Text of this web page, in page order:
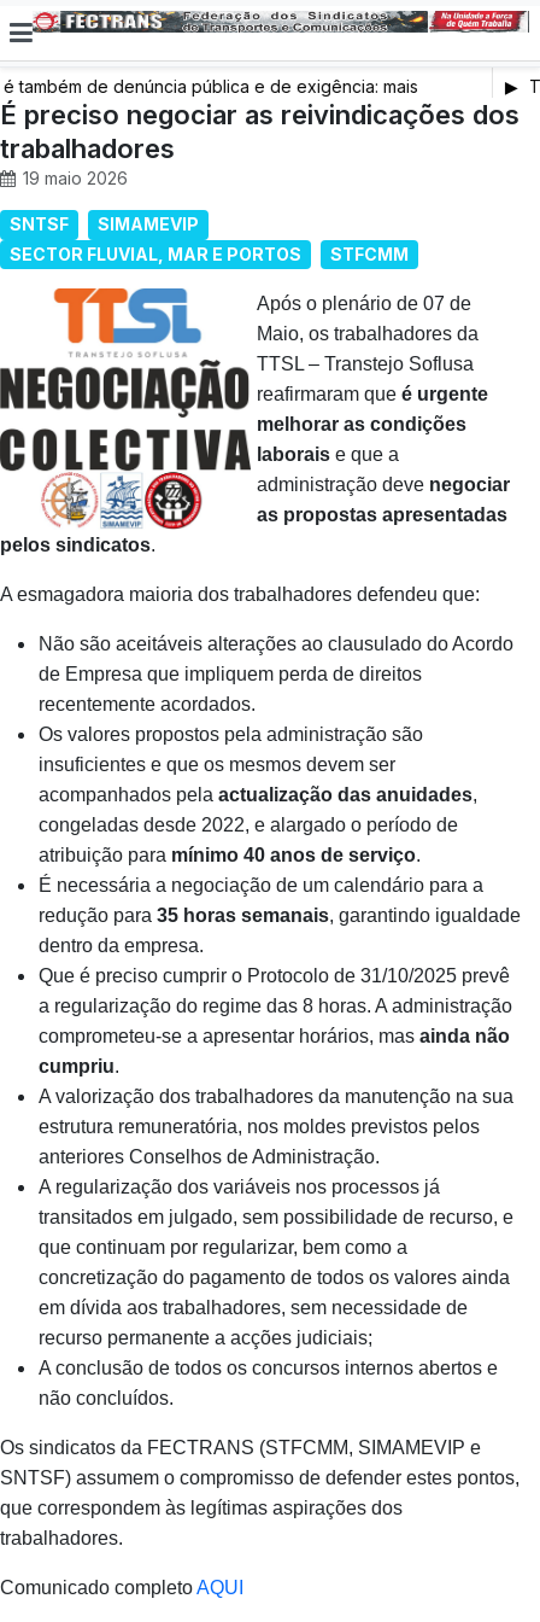
também de denúncia pública e de exigência: mais
saúde, mais condições de trabalho e mais SNS
É preciso negociar as reivindicações dos
trabalhadores
19 maio 2026
SNTSF
SIMAMEVIP
SECTOR FLUVIAL, MAR E PORTOS
STFCMM
Após o plenário de 07 de
Maio, os trabalhadores da
TTSL – Transtejo Soflusa
reafirmaram que é urgente
melhorar as condições
laborais e que a
administração deve negociar
as propostas apresentadas
pelos sindicatos.
A esmagadora maioria dos trabalhadores defendeu que:
Não são aceitáveis alterações ao clausulado do Acordo
de Empresa que impliquem perda de direitos
recentemente acordados.
Os valores propostos pela administração são
insuficientes e que os mesmos devem ser
acompanhados pela actualização das anuidades,
congeladas desde 2022, e alargado o período de
atribuição para mínimo 40 anos de serviço.
É necessária a negociação de um calendário para a
redução para 35 horas semanais, garantindo igualdade
dentro da empresa.
Que é preciso cumprir o Protocolo de 31/10/2025 prevê
a regularização do regime das 8 horas. A administração
comprometeu‑se a apresentar horários, mas ainda não
cumpriu.
A valorização dos trabalhadores da manutenção na sua
estrutura remuneratória, nos moldes previstos pelos
anteriores Conselhos de Administração.
A regularização dos variáveis nos processos já
transitados em julgado, sem possibilidade de recurso, e
que continuam por regularizar, bem como a
concretização do pagamento de todos os valores ainda
em dívida aos trabalhadores, sem necessidade de
recurso permanente a acções judiciais;
A conclusão de todos os concursos internos abertos e
não concluídos.
Os sindicatos da FECTRANS (STFCMM, SIMAMEVIP e
SNTSF) assumem o compromisso de defender estes pontos,
que correspondem às legítimas aspirações dos
trabalhadores.
Comunicado completoAQUI